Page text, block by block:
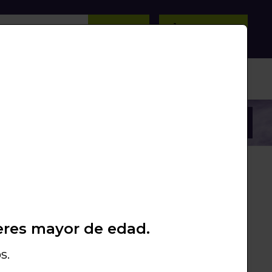
BUSCAR
COCOSOUL 26X26X26
mayor de edad.